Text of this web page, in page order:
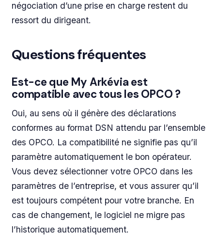
négociation d’une prise en charge restent du
ressort du dirigeant.
Questions fréquentes
Est-ce que My Arkévia est
compatible avec tous les OPCO ?
Oui, au sens où il génère des déclarations
conformes au format DSN attendu par l’ensemble
des OPCO. La compatibilité ne signifie pas qu’il
paramètre automatiquement le bon opérateur.
Vous devez sélectionner votre OPCO dans les
paramètres de l’entreprise, et vous assurer qu’il
est toujours compétent pour votre branche. En
cas de changement, le logiciel ne migre pas
l’historique automatiquement.